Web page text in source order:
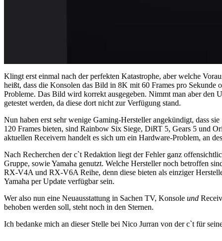
Klingt erst einmal nach der perfekten Katastrophe, aber welche
heißt, dass die Konsolen das Bild in 8K mit 60 Frames pro
Probleme. Das Bild wird korrekt ausgegeben. Nimmt man aber den
getestet werden, da diese dort nicht zur Verfügung stand.
Nun haben erst sehr wenige Gaming-Hersteller angekündigt, dass
120 Frames bieten, sind Rainbow Six Siege, DiRT 5, Gears 5 und
aktuellen Receivern handelt es sich um ein Hardware-Problem, an
Nach Recherchen der c`t Redaktion liegt der Fehler ganz
Gruppe, sowie Yamaha genutzt. Welche Hersteller noch betroffen
RX-V4A und RX-V6A Reihe, denn diese bieten als einziger
Yamaha per Update verfügbar sein.
Wer also nun eine Neuausstattung in Sachen TV, Konsole und
behoben werden soll, steht noch in den Sternen.
Ich bedanke mich an dieser Stelle bei Nico Jurran von der c`t für